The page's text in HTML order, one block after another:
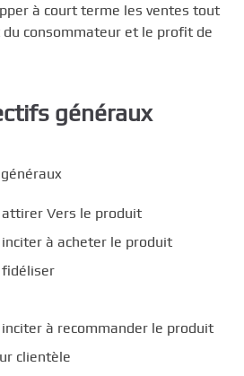
à court terme les ventes tout
du consommateur et le profit de
généraux
attirer Vers le produit
inciter à acheter le produit
fidéliser
inciter à recommander le produit
clientèle